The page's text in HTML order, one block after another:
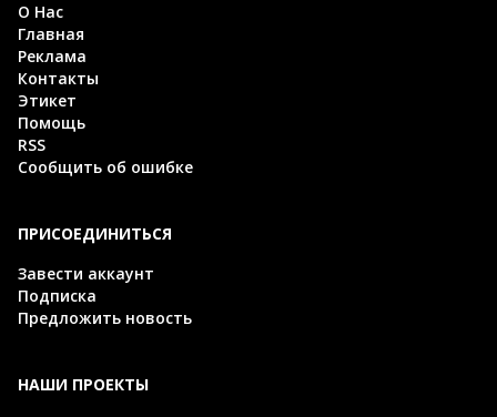
О Нас
Главная
Реклама
Контакты
Этикет
Помощь
RSS
Сообщить об ошибке
ПРИСОЕДИНИТЬСЯ
Завести аккаунт
Подписка
Предложить новость
НАШИ ПРОЕКТЫ